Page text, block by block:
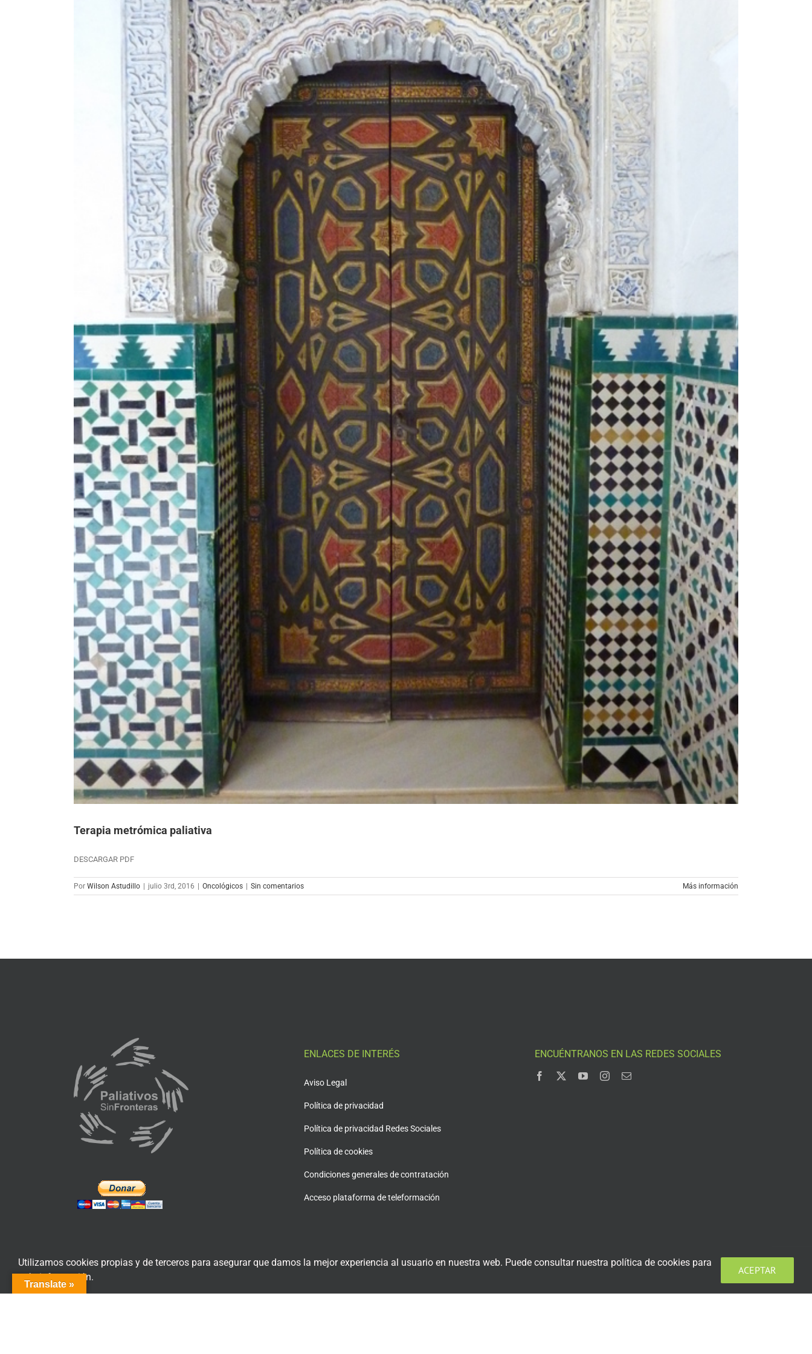
Terapia metrómica paliativa
DESCARGAR PDF
Por Wilson Astudillo julio 3rd, 2016 Oncológicos Sin comentarios Más información
ENLACES DE INTERÉS
Aviso Legal
Política de privacidad
Política de privacidad Redes Sociales
Política de cookies
Condiciones generales de contratación
Acceso plataforma de teleformación
ENCUÉNTRANOS EN LAS REDES SOCIALES
Translate »
Utilizamos cookies propias y de terceros para asegurar que damos la mejor experiencia al usuario en nuestra web. Puede consultar nuestra política de cookies para
más información.
ACEPTAR